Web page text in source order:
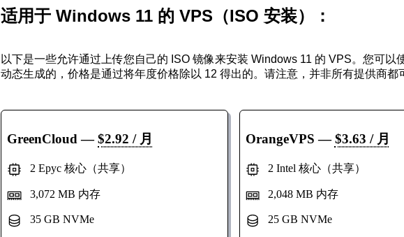
适用于 Windows 11 的 VPS（ISO 安装）：
以下是一些允许通过上传您自己的 ISO 镜像来安装 Windows 11 的 VPS。您可
动态生成的，价格是通过将年度价格除以 12 得出的。请注意，并非所有提供商都
GreenCloud —$2.92 / 月
2 Epyc 核心（共享）
3,072 MB 内存
35 GB NVMe
OrangeVPS —$3.63 / 月
2 Intel 核心（共享）
2,048 MB 内存
25 GB NVMe